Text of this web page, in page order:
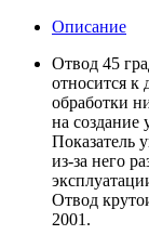
Описание
Отвод 45
относится к
обработки
на создание
Показатель
из-за него
Отвод
2001.